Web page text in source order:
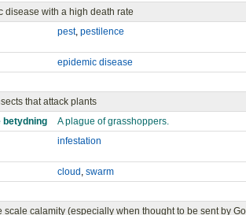
disease with a high death rate
pest, pestilence
epidemic disease
that attack plants
betydning
A plague of grasshoppers.
infestation
cloud , swarm
scale calamity (especially when thought to be sent by